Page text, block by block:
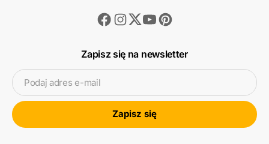
Facebook
Instagram
TwitterYoutubePinterest
Zapisz się na newsletter
Podaj adres e-mail
Zapisz się